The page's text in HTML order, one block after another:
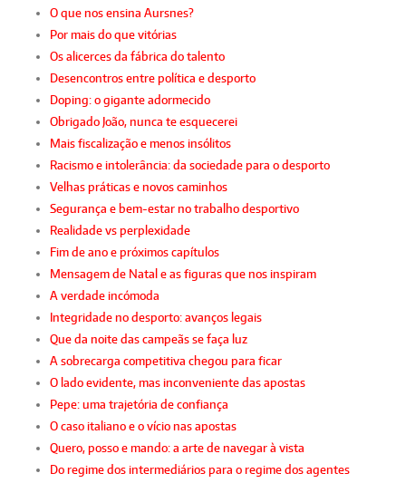
O que nos ensina Aursnes?
Por mais do que vitórias
Os alicerces da fábrica do talento
Desencontros entre política e desporto
Doping: o gigante adormecido
Obrigado João, nunca te esquecerei
Mais fiscalização e menos insólitos
Racismo e intolerância: da sociedade para o desporto
Velhas práticas e novos caminhos
Segurança e bem-estar no trabalho desportivo
Realidade vs perplexidade
Fim de ano e próximos capítulos
Mensagem de Natal e as figuras que nos inspiram
A verdade incómoda
Integridade no desporto: avanços legais
Que da noite das campeãs se faça luz
A sobrecarga competitiva chegou para ficar
O lado evidente, mas inconveniente das apostas
Pepe: uma trajetória de confiança
O caso italiano e o vício nas apostas
Quero, posso e mando: a arte de navegar à vista
Do regime dos intermediários para o regime dos agentes